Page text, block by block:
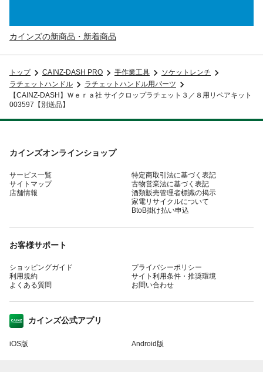
カインズの新商品・新着商品
トップ CAINZ-DASH PRO 手作業工具
ソケットレンチ
ラチェットハンドル
ラチェットハンドル用パーツ
【CAINZ-DASH】Ｗｅｒａ社 サイクロップラチェット３／８用リペアキット
003597【別送品】
カインズオンラインショップ
サービス一覧
サイトマップ
店舗情報
特定商取引法に基づく表記
古物営業法に基づく表記
酒類販売管理者標識の掲示
家電リサイクルについて
BtoB掛け払い申込
お客様サポート
ショッピングガイド
利用規約
よくある質問
プライバシーポリシー
サイト利用条件・推奨環境
お問い合わせ
カインズ公式アプリ
iOS版 Android版